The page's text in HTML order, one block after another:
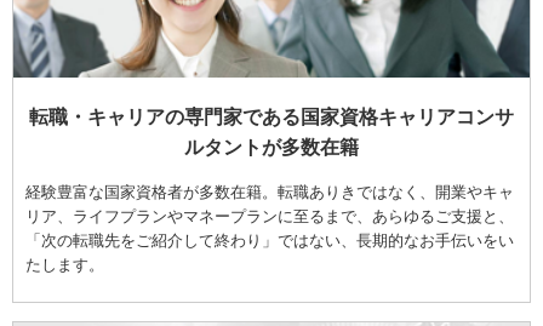
転職・キャリアの専門家である国家資格キャリアコンサ
ルタントが多数在籍
経験豊富な国家資格者が多数在籍。転職ありきではなく、開業やキャ
リア、ライフプランやマネープランに至るまで、あらゆるご支援と、
「次の転職先をご紹介して終わり」ではない、長期的なお手伝いをい
たします。